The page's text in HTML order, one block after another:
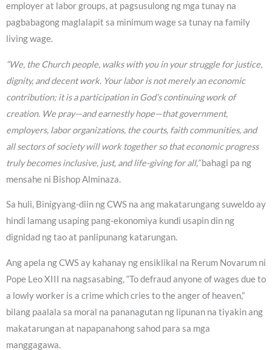
employer at labor groups, at pagsusulong ng mga tunay na
pagbabagong maglalapit sa minimum wage sa tunay na family
living wage.
“We, the Church people, walks with you in your struggle for justice,
dignity, and decent work. Your labor is not merely an economic
contribution; it is a participation in God’s continuing work of
creation. We pray—and earnestly hope—that government,
employers, labor organizations, the courts, faith communities, and
all sectors of society will work together so that economic progress
truly becomes inclusive, just, and life-giving for all,”bahagi pa ng
mensahe ni Bishop Alminaza.
Sa huli, Binigyang-diin ng CWS na ang makatarungang suweldo ay
hindi lamang usaping pang-ekonomiya kundi usapin din ng
dignidad ng tao at panlipunang katarungan.
Ang apela ng CWS ay kahanay ng ensiklikal na Rerum Novarum ni
Pope Leo XIII na nagsasabing, “To defraud anyone of wages due to
a lowly worker is a crime which cries to the anger of heaven,”
bilang paalala sa moral na pananagutan ng lipunan na tiyakin ang
makatarungan at napapanahong sahod para sa mga
manggagawa.